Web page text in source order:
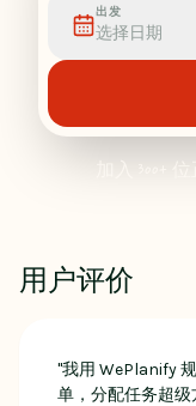
出发
选择日期
用户评价
"我用 WePlanify
单，分配任务超级